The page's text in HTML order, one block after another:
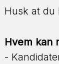
Husk at du
Hvem kan
-